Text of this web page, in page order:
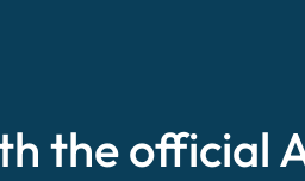
the official